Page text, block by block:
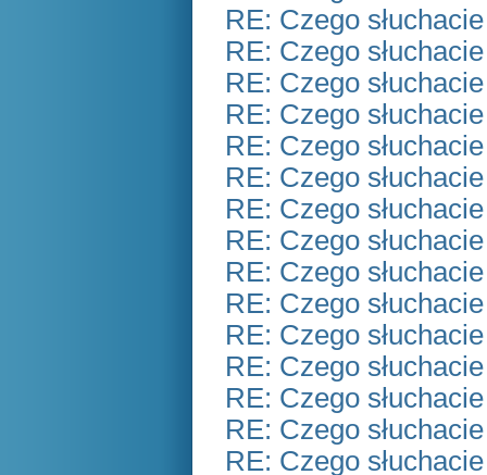
RE: Czego
RE: Czego
RE: Czego
RE: Czego
RE: Czego
RE: Czego
RE: Czego
RE: Czego
RE: Czego
RE: Czego
RE: Czego
RE: Czego
RE: Czego
RE: Czego
RE: Czego